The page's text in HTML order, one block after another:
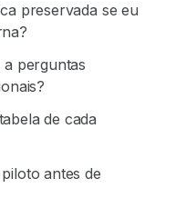
preservada se eu
perguntas
de cada
antes de